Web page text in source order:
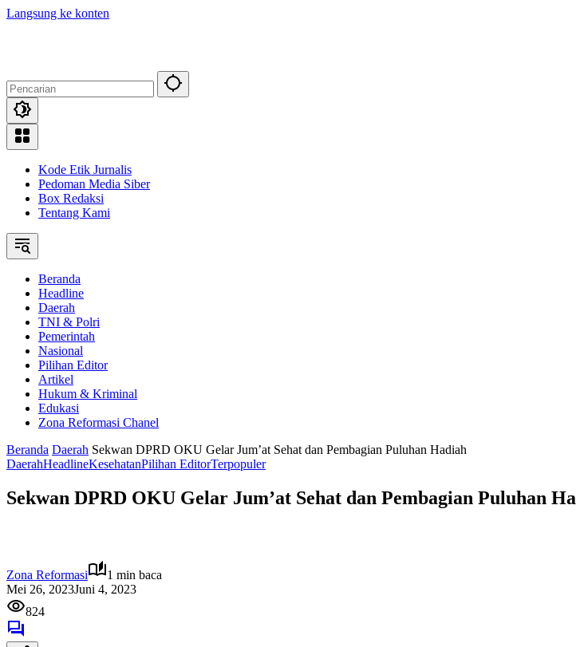
Langsung ke konten
Kode Etik Jurnalis
Pedoman Media Siber
Box Redaksi
Tentang Kami
Beranda
Headline
Daerah
TNI & Polri
Pemerintah
Nasional
Pilihan Editor
Artikel
Hukum & Kriminal
Edukasi
Zona Reformasi Chanel
Beranda Daerah Sekwan DPRD OKU Gelar Jum’at Sehat dan Pembagian Puluhan Hadiah
DaerahHeadlineKesehatanPilihan EditorTerpopuler
Sekwan DPRD OKU Gelar Jum’at Sehat dan Pembagian Puluhan
Zona Reformasi
1 min baca
Mei 26, 2023Juni 4, 2023
824